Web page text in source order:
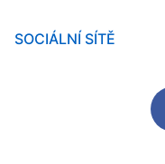
SOCIÁLNÍ SÍTĚ